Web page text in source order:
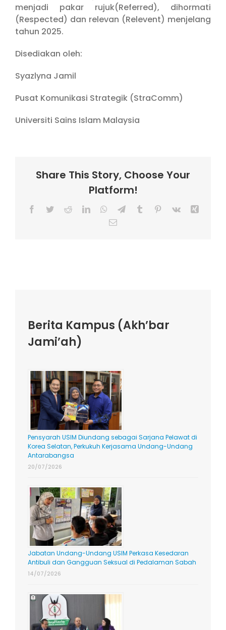
menjadi pakar rujuk(Referred), dihormati
(Respected) dan relevan (Relevent) menjelang
tahun 2025.
Disediakan oleh:
Syazlyna Jamil
Pusat Komunikasi Strategik (StraComm)
Universiti Sains Islam Malaysia
Share This Story, Choose Your
Platform!
Facebook
TwitterRedditLinkedInWhatsApp
TelegramTumblr Pinterest
Vk
Email
Berita Kampus (Akh’bar
Jami’ah)
Pensyarah USIM Diundang sebagai Sarjana Pelawat di
Korea Selatan, Perkukuh Kerjasama Undang-Undang
Antarabangsa
20/07/2026
Jabatan Undang-Undang USIM Perkasa Kesedaran
Antibuli dan Gangguan Seksual di Pedalaman Sabah
14/07/2026